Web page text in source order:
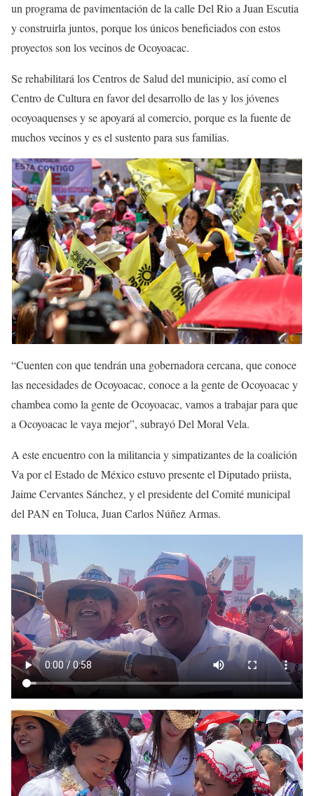
un programa de pavimentación de la calle Del Rio a Juan Escutia
y construirla juntos, porque los únicos beneficiados con estos
proyectos son los vecinos de Ocoyoacac.
Se rehabilitará los Centros de Salud del municipio, así como el
Centro de Cultura en favor del desarrollo de las y los jóvenes
ocoyoaquenses y se apoyará al comercio, porque es la fuente de
muchos vecinos y es el sustento para sus familias.
“Cuenten con que tendrán una gobernadora cercana, que conoce
las necesidades de Ocoyoacac, conoce a la gente de Ocoyoacac y
chambea como la gente de Ocoyoacac, vamos a trabajar para que
a Ocoyoacac le vaya mejor”, subrayó Del Moral Vela.
A este encuentro con la militancia y simpatizantes de la coalición
Va por el Estado de México estuvo presente el Diputado priista,
Jaime Cervantes Sánchez, y el presidente del Comité municipal
del PAN en Toluca, Juan Carlos Núñez Armas.